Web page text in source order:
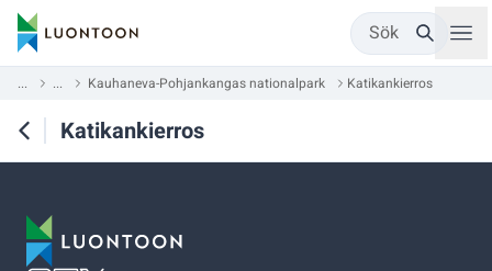
Sök
... ... Kauhaneva-Pohjankangas nationalpark Katikankierros
Katikankierros